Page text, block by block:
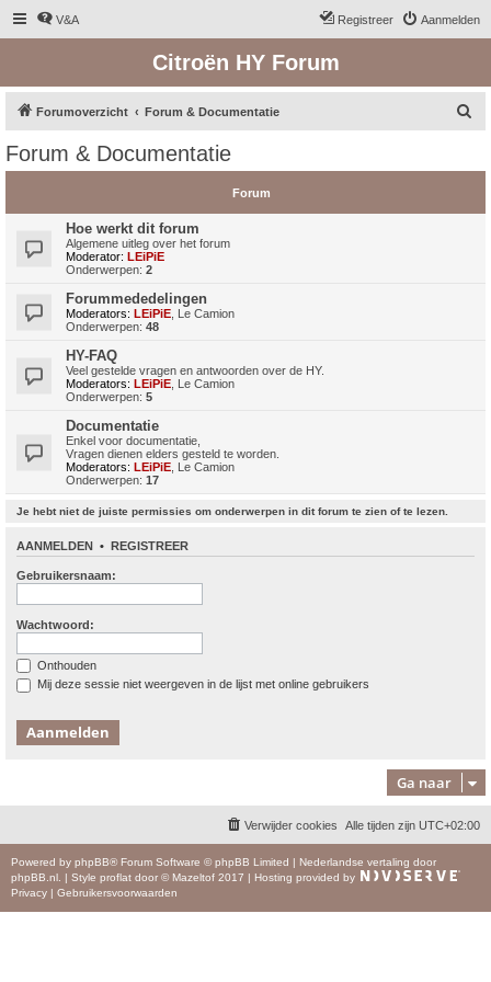
V&A Aanmelden
Registreer
Citroën HY Forum
Forumoverzicht Forum & Documentatie
Forum & Documentatie
Forum
Hoe werkt dit forum
Algemene uitleg over het forum
Moderator: LEiPiE
Onderwerpen: 2
Forummededelingen
Moderators: LEiPiE Le Camion
Onderwerpen: 48
HY-FAQ
Veel gestelde vragen en antwoorden over de HY.
Moderators: LEiPiE Le Camion
Onderwerpen: 5
Documentatie
Enkel voor documentatie,
Vragen dienen elders gesteld te worden.
Moderators: LEiPiE Le Camion
Onderwerpen: 17
Je hebt niet de juiste permissies om onderwerpen in dit forum te zien of te lezen.
AANMELDEN • REGISTREER
Gebruikersnaam:
Wachtwoord:
Onthouden
Mij deze sessie niet weergeven in de lijst met online gebruikers
Ga naar
Alle tijden zijn UTC+02:00
Verwijder cookies
Powered by phpBB® Forum Software © phpBB Limited | Nederlandse vertaling door
phpBB.nl
| Style proflat door © Mazeltof 2017 | Hosting provided by
Privacy | Gebruikersvoorwaarden